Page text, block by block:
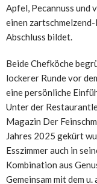
Apfel, Pecannuss und
einen
Abschluss bildet.
Beide Chefköche
lockerer Runde vor
eine persönliche
Unter der
Magazin Der
Jahres 2025 gekürt
Esszimmer auch in
Kombination aus
Gemeinsam mit dem